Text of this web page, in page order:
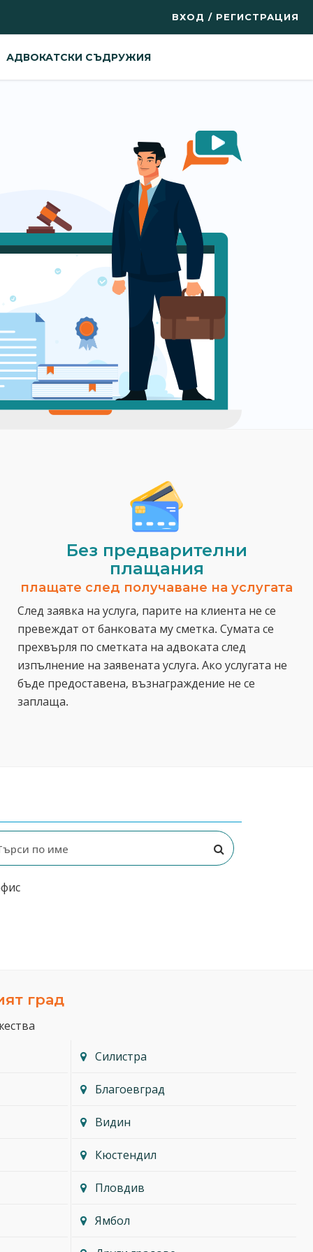
ВХОД / РЕГИСТРАЦИЯ
АДВОКАТСКИ СЪДРУЖИЯ
Без предварителни
плащания
плащате след получаване на услугата
След заявка на услуга, парите на клиента не се
превеждат от банковата му сметка. Сумата се
прехвърля по сметката на адвоката след
изпълнение на заявената услуга. Ако услугата не
бъде предоставена, възнаграждение не се
заплаща.
град
Силистра
Благоевград
Видин
Кюстендил
Пловдив
Ямбол